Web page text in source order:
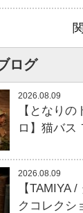
ログ
2026.08.09
【となり
ロ】猫バス
2026.08.09
【TAMIYA
クコレクシ